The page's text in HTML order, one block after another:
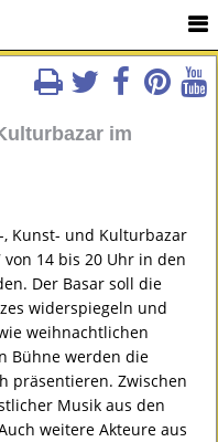
im
Kunst- und Kulturbazar
von 14 bis 20 Uhr in den
Der Basar soll die
widerspiegeln und
weihnachtlichen
Bühne werden die
präsentieren. Zwischen
Musik aus den
weitere Akteure aus